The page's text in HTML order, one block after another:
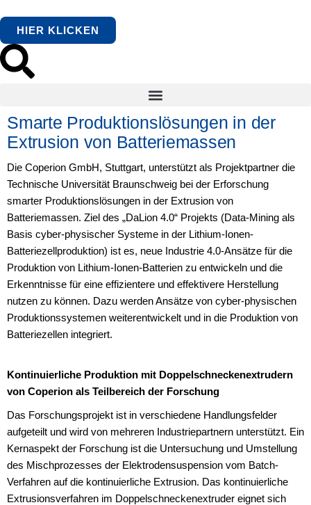
HIER KLICKEN
Smarte Produktionslösungen in der
Extrusion von Batteriemassen
Die Coperion GmbH, Stuttgart, unterstützt als Projektpartner die
Technische Universität Braunschweig bei der Erforschung
smarter Produktionslösungen in der Extrusion von
Batteriemassen. Ziel des „DaLion 4.0“ Projekts (Data-Mining als
Basis cyber-physischer Systeme in der Lithium-Ionen-
Batteriezellproduktion) ist es, neue Industrie 4.0-Ansätze für die
Produktion von Lithium-Ionen-Batterien zu entwickeln und die
Erkenntnisse für eine effizientere und effektivere Herstellung
nutzen zu können. Dazu werden Ansätze von cyber-physischen
Produktionssystemen weiterentwickelt und in die Produktion von
Batteriezellen integriert.
Kontinuierliche Produktion mit Doppelschneckenextrudern
von Coperion als Teilbereich der Forschung
Das Forschungsprojekt ist in verschiedene Handlungsfelder
aufgeteilt und wird von mehreren Industriepartnern unterstützt. Ein
Kernaspekt der Forschung ist die Untersuchung und Umstellung
des Mischprozesses der Elektrodensuspension vom Batch-
Verfahren auf die kontinuierliche Extrusion. Das kontinuierliche
Extrusionsverfahren im Doppelschneckenextruder eignet sich